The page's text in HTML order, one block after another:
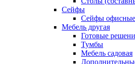
Сейфы
Сейфы офисные
Мебель другая
Готовые
Тумбы
Мебель садовая